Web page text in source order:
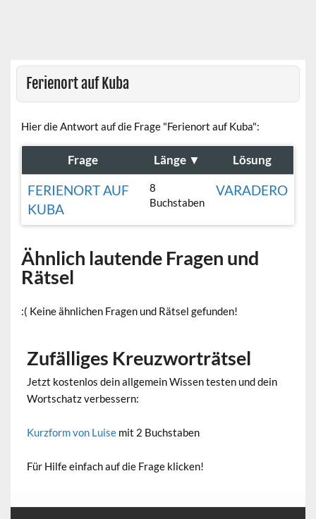
Ferienort auf Kuba
Hier die Antwort auf die Frage "Ferienort auf Kuba":
Frage Länge ▼ Lösung
FERIENORT AUF
KUBA
8
Buchstaben
VARADERO
Ähnlich lautende Fragen und
Rätsel
:( Keine ähnlichen Fragen und Rätsel gefunden!
Zufälliges Kreuzworträtsel
Jetzt kostenlos dein allgemein Wissen testen und dein
Wortschatz verbessern:
Kurzform von Luise mit 2 Buchstaben
Für Hilfe einfach auf die Frage klicken!